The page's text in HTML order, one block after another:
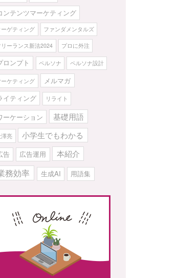
ンテンツマーケティング
ーゲティング ファンダメンタルズ
リーランス新法2024 プロに外注
ロンプト ペルソナ ペルソナ設計
ーケティング
メルマガ
イティング
リライト
ーケーション 基礎用語
澤亮 小学生でもわかる
告 広告運用 本紹介
務効率 生成AI 用語集